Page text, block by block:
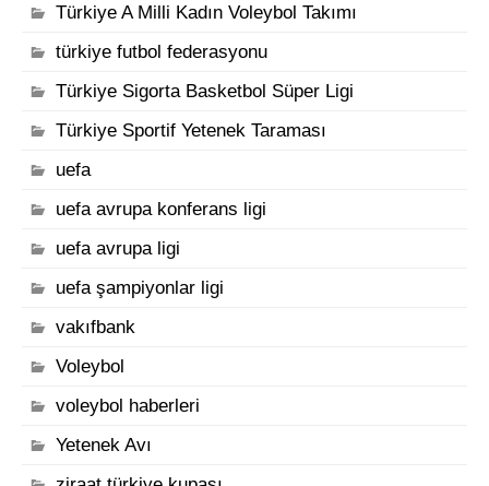
Türkiye A Milli Kadın Voleybol Takımı
türkiye futbol federasyonu
Türkiye Sigorta Basketbol Süper Ligi
Türkiye Sportif Yetenek Taraması
uefa
uefa avrupa konferans ligi
uefa avrupa ligi
uefa şampiyonlar ligi
vakıfbank
Voleybol
voleybol haberleri
Yetenek Avı